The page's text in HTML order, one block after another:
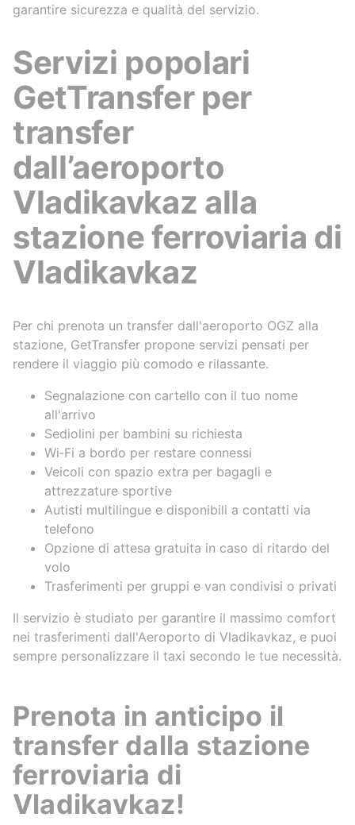
garantire sicurezza e qualità del servizio.
Servizi popolari
GetTransfer per
transfer
dall’aeroporto
Vladikavkaz alla
stazione ferroviaria di
Vladikavkaz
Per chi prenota un transfer dall'aeroporto OGZ alla
stazione, GetTransfer propone servizi pensati per
rendere il viaggio più comodo e rilassante.
Segnalazione con cartello con il tuo nome
all'arrivo
Sediolini per bambini su richiesta
Wi‑Fi a bordo per restare connessi
Veicoli con spazio extra per bagagli e
attrezzature sportive
Autisti multilingue e disponibili a contatti via
telefono
Opzione di attesa gratuita in caso di ritardo del
volo
Trasferimenti per gruppi e van condivisi o privati
Il servizio è studiato per garantire il massimo comfort
nei trasferimenti dall'Aeroporto di Vladikavkaz, e puoi
sempre personalizzare il taxi secondo le tue necessità.
Prenota in anticipo il
transfer dalla stazione
ferroviaria di
Vladikavkaz!